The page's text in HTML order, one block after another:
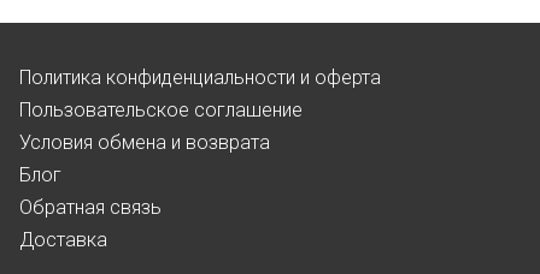
Политика конфиденциальности и оферта
Пользовательское соглашение
Условия обмена и возврата
Блог
Обратная связь
Доставка